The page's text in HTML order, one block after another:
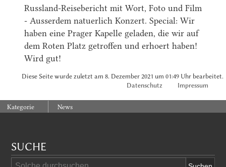
Russland-Reisebericht mit Wort, Foto und Film
- Ausserdem natuerlich Konzert. Special: Wir
haben eine Prager Kapelle geladen, die wir auf
dem Roten Platz getroffen und erhoert haben!
Wird gut!
Diese Seite wurde zuletzt am 8. Dezember 2021 um 01:49 Uhr bearbeitet.
Datenschutz
Impressum
Kategorie News
SUCHE